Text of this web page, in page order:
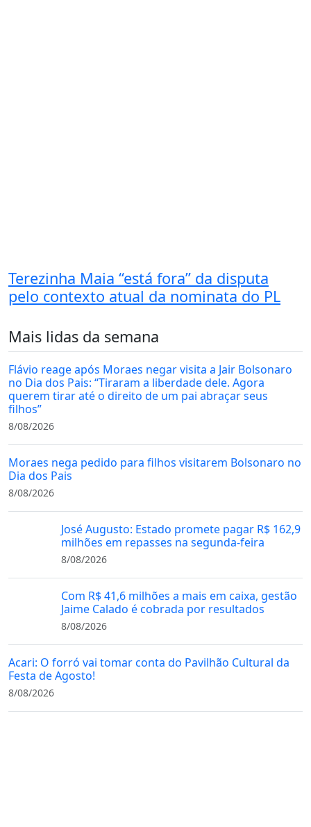
Terezinha Maia “está fora” da disputa
pelo contexto atual da nominata do PL
Mais lidas da semana
Flávio reage após Moraes negar visita a Jair Bolsonaro
no Dia dos Pais: “Tiraram a liberdade dele. Agora
querem tirar até o direito de um pai abraçar seus
filhos”
8/08/2026
Moraes nega pedido para filhos visitarem Bolsonaro no
Dia dos Pais
8/08/2026
José Augusto: Estado promete pagar R$ 162,9
milhões em repasses na segunda-feira
8/08/2026
Com R$ 41,6 milhões a mais em caixa, gestão
Jaime Calado é cobrada por resultados
8/08/2026
Acari: O forró vai tomar conta do Pavilhão Cultural da
Festa de Agosto!
8/08/2026